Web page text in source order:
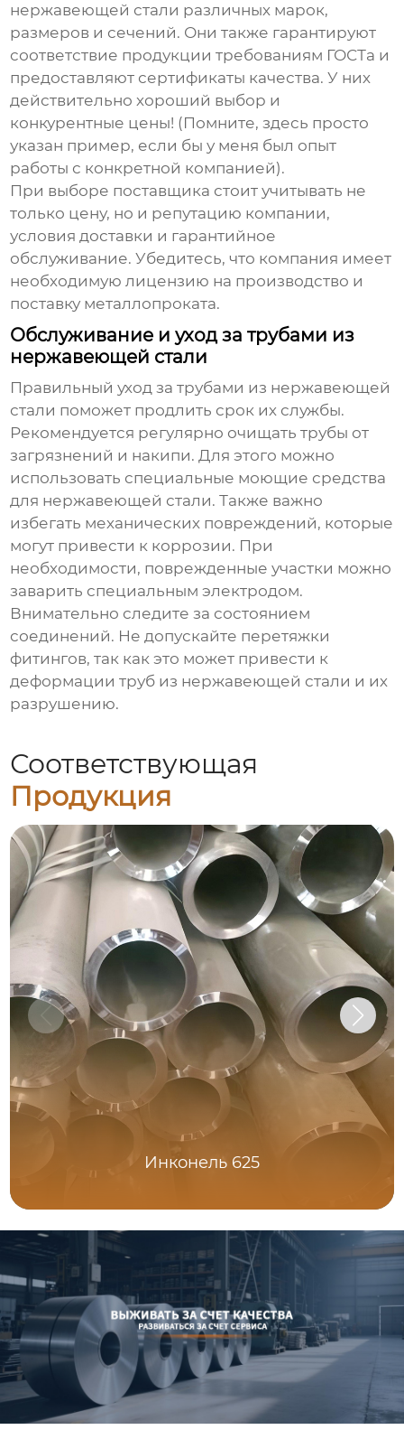
нержавеющей стали различных марок,
размеров и сечений. Они также гарантируют
соответствие продукции требованиям ГОСТа и
предоставляют сертификаты качества. У них
действительно хороший выбор и
конкурентные цены! (Помните, здесь просто
указан пример, если бы у меня был опыт
работы с конкретной компанией).
При выборе поставщика стоит учитывать не
только цену, но и репутацию компании,
условия доставки и гарантийное
обслуживание. Убедитесь, что компания имеет
необходимую лицензию на производство и
поставку металлопроката.
Обслуживание и уход за трубами из
нержавеющей стали
Правильный уход затрубами из нержавеющей
стали поможет продлить срок их службы.
Рекомендуется регулярно очищать трубы от
загрязнений и накипи. Для этого можно
использовать специальные моющие средства
для нержавеющей стали. Также важно
избегать механических повреждений, которые
могут привести к коррозии. При
необходимости, поврежденные участки можно
заварить специальным электродом.
Внимательно следите за состоянием
соединений. Не допускайте перетяжки
фитингов, так как это может привести к
деформациитруб из нержавеющей стали и их
разрушению.
Соответствующая
Продукция
Инконель 625